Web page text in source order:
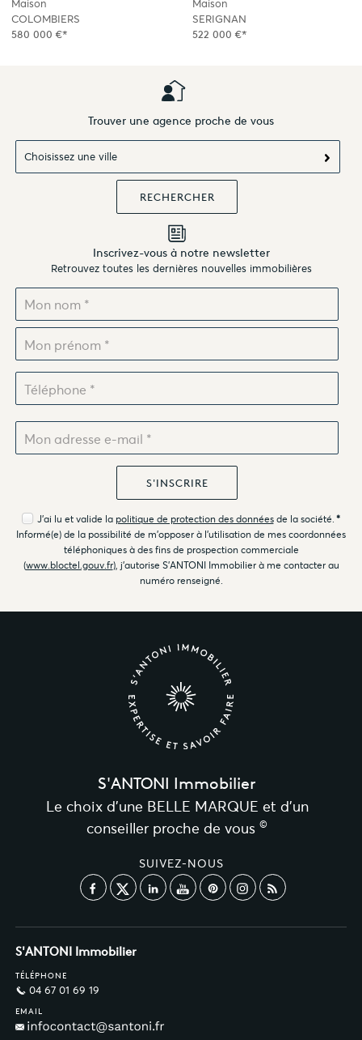
Maison
COLOMBIERS
580 000 €*
Maison
SERIGNAN
522 000 €*
Trouver une agence proche de vous
Choisissez une ville
Inscrivez-vous à notre newsletter
Retrouvez toutes les dernières nouvelles immobilières
J'ai lu et valide la politique de protection des donnéesde la société. *
Informé(e) de la possibilité de m'opposer à l'utilisation de mes coordonnées
téléphoniques à des fins de prospection commerciale
(www.bloctel.gouv.fr), j'autorise S'ANTONI Immobilier à me contacter au
numéro renseigné.
S'ANTONI Immobilier
Le choix d’une BELLE MARQUE et d’un
conseiller proche de vous ©
SUIVEZ-NOUS
S'ANTONI Immobilier
TÉLÉPHONE
04 67 01 69 19
EMAIL